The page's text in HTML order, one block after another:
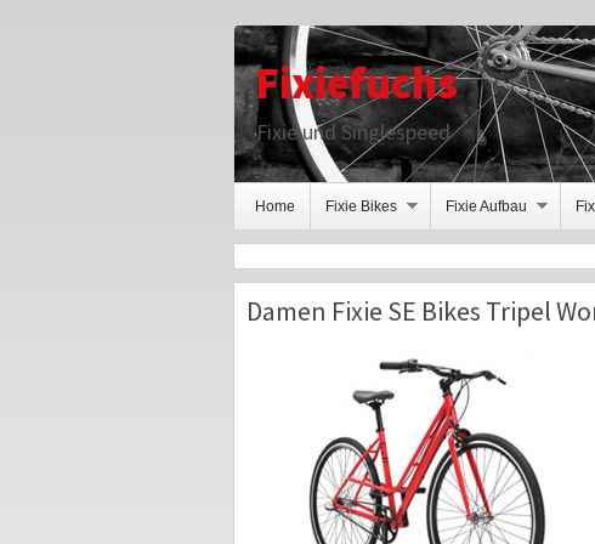
Fixiefuchs
Fixie und Singlespeed
Home Fixie Bikes Fixie Aufbau
Damen Fixie SE Bikes Tripel